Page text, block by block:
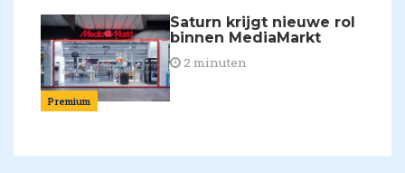
Premium
Saturn krijgt nieuwe rol
binnen MediaMarkt
2 minuten